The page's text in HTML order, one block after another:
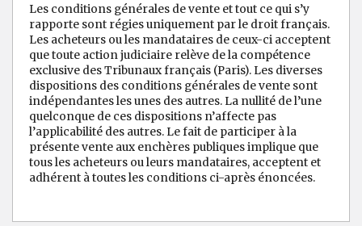
Les conditions générales de vente et tout ce qui s’y
rapporte sont régies uniquement par le droit français.
Les acheteurs ou les mandataires de ceux-ci acceptent
que toute action judiciaire relève de la compétence
exclusive des Tribunaux français (Paris). Les diverses
dispositions des conditions générales de vente sont
indépendantes les unes des autres. La nullité de l’une
quelconque de ces dispositions n’affecte pas
l’applicabilité des autres. Le fait de participer à la
présente vente aux enchères publiques implique que
tous les acheteurs ou leurs mandataires, acceptent et
adhérent à toutes les conditions ci-après énoncées.